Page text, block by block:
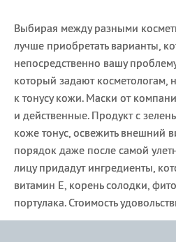
Выбирая между разными
лучше приобретать варианты,
непосредственно вашу
который задают косметологам,
к тонусу кожи. Маски от
и действенные. Продукт с
коже тонус, освежить внешний
порядок даже после самой
лицу придадут ингредиенты,
витамин Е, корень солодки,
портулака. Стоимость